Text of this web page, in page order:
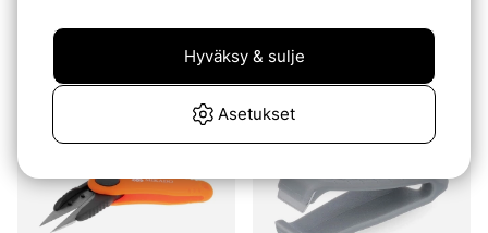
€11.90
Splitring Scissor
€6.90
Loppuunmyyty
Asetukset
Hyväksy & sulje